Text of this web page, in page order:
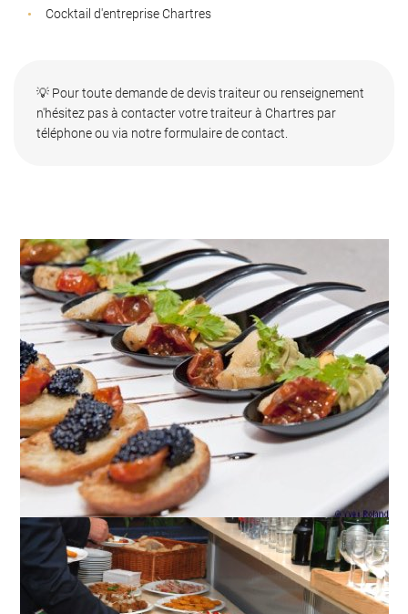
Cocktail d'entreprise Chartres
💡 Pour toute demande de devis traiteur ou renseignement
n'hésitez pas à contacter votre traiteur à Chartres par
téléphone ou via notre formulaire de contact.